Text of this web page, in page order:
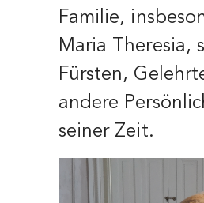
Familie,
Maria Theresia,
Fürsten,
andere
seiner Zeit.